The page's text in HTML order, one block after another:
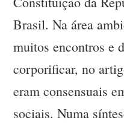
Brasil. Na área
muitos encontros e
corporificar, no
eram consensuais
sociais. Numa